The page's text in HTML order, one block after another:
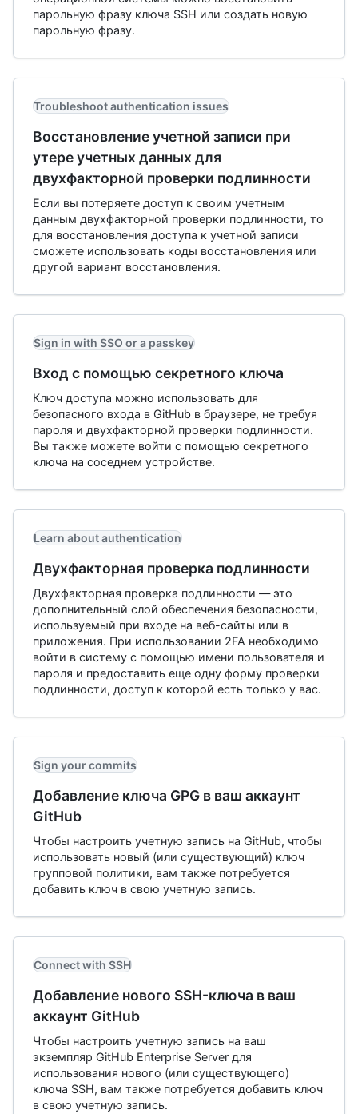
парольную фразу ключа SSH или создать новую
парольную фразу.
Troubleshoot authentication issues
Восстановление учетной записи при
утере учетных данных для
двухфакторной проверки подлинности
Если вы потеряете доступ к своим учетным
данным двухфакторной проверки подлинности, то
для восстановления доступа к учетной записи
сможете использовать коды восстановления или
другой вариант восстановления.
Sign in with SSO or a passkey
Вход с помощью секретного ключа
Ключ доступа можно использовать для
безопасного входа в GitHub в браузере, не требуя
пароля и двухфакторной проверки подлинности.
Вы также можете войти с помощью секретного
ключа на соседнем устройстве.
Learn about authentication
Двухфакторная проверка подлинности
Двухфакторная проверка подлинности — это
дополнительный слой обеспечения безопасности,
используемый при входе на веб-сайты или в
приложения. При использовании 2FA необходимо
войти в систему с помощью имени пользователя и
пароля и предоставить еще одну форму проверки
подлинности, доступ к которой есть только у вас.
Sign your commits
Добавление ключа GPG в ваш аккаунт
GitHub
Чтобы настроить учетную запись на GitHub, чтобы
использовать новый (или существующий) ключ
групповой политики, вам также потребуется
добавить ключ в свою учетную запись.
Connect with SSH
Добавление нового SSH-ключа в ваш
аккаунт GitHub
Чтобы настроить учетную запись на ваш
экземпляр GitHub Enterprise Server для
использования нового (или существующего)
ключа SSH, вам также потребуется добавить ключ
в свою учетную запись.